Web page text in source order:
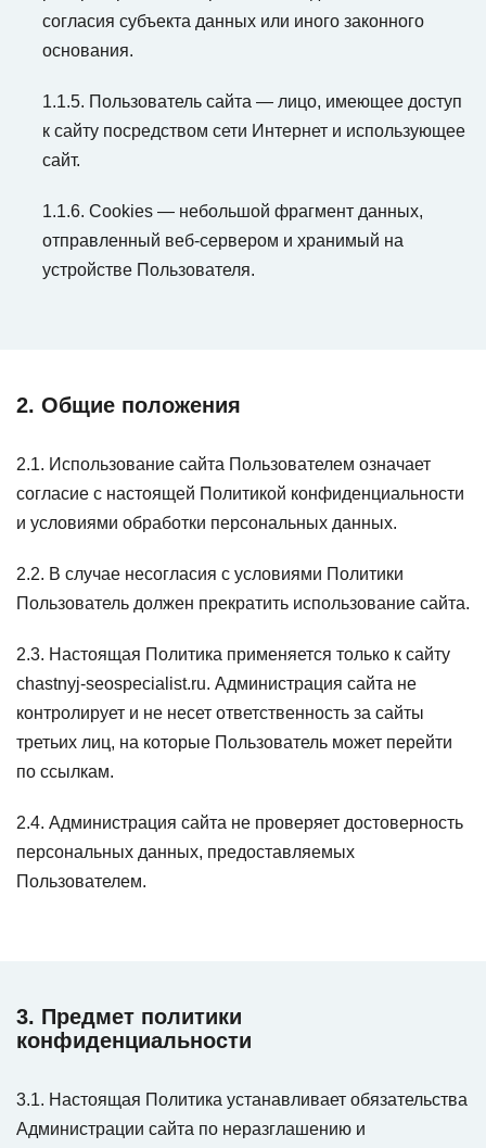
согласия субъекта данных или иного законного
основания.
1.1.5. Пользователь сайта — лицо, имеющее доступ
к сайту посредством сети Интернет и использующее
сайт.
1.1.6. Cookies — небольшой фрагмент данных,
отправленный веб-сервером и хранимый на
устройстве Пользователя.
2. Общие положения
2.1. Использование сайта Пользователем означает
согласие с настоящей Политикой конфиденциальности
и условиями обработки персональных данных.
2.2. В случае несогласия с условиями Политики
Пользователь должен прекратить использование сайта.
2.3. Настоящая Политика применяется только к сайту
chastnyj-seospecialist.ru. Администрация сайта не
контролирует и не несет ответственность за сайты
третьих лиц, на которые Пользователь может перейти
по ссылкам.
2.4. Администрация сайта не проверяет достоверность
персональных данных, предоставляемых
Пользователем.
3. Предмет политики
конфиденциальности
3.1. Настоящая Политика устанавливает обязательства
Администрации сайта по неразглашению и